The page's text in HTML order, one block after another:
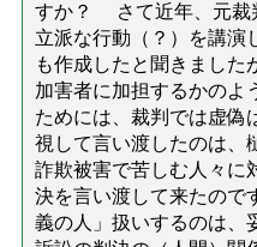
すか？ さて近年、元裁
立派な行動（？）を講演
も作成したと聞きまし
加害者に加担するかのよ
ためには、裁判では虚偽
視して言い渡したのは、
詐欺被害で苦しむ人々に
決を言い渡して来たの
義の人」扱いするのは、